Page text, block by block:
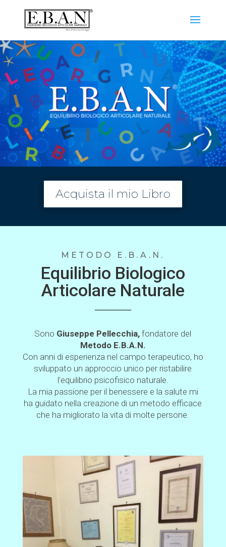
Acquista il mio Libro
METODO E.B.A.N.
Equilibrio Biologico
Articolare Naturale
Sono Giuseppe Pellecchia, fondatore del
Metodo E.B.A.N.
Con anni di esperienza nel campo terapeutico, ho
sviluppato un approccio unico per ristabilire
l’equilibrio psicofisico naturale.
La mia passione per il benessere e la salute mi
ha guidato nella creazione di un metodo efficace
che ha migliorato la vita di molte persone.